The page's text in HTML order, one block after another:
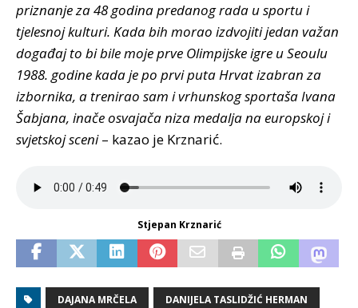
priznanje za 48 godina predanog rada u sportu i
tjelesnoj kulturi. Kada bih morao izdvojiti jedan važan
događaj to bi bile moje prve Olimpijske igre u Seoulu
1988. godine kada je po prvi puta Hrvat izabran za
izbornika, a trenirao sam i vrhunskog sportaša Ivana
Šabjana, inače osvajača niza medalja na europskoj i
svjetskoj sceni– kazao je Krznarić.
Stjepan Krznarić
DAJANA MRČELA DANIJELA TASLIDŽIĆ HERMAN